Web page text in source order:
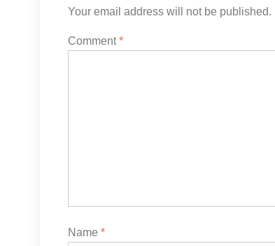
Your email address will not be published.
Comment*
Name *